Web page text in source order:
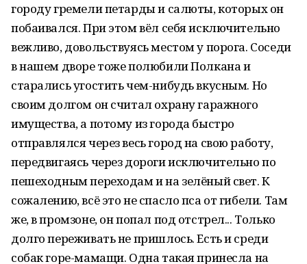
городу гремели петарды и салюты, которых он
побаивался. При этом вёл себя исключительно
вежливо, довольствуясь местом у порога. Соседи
в нашем дворе тоже полюбили Полкана и
старались угостить чем-нибудь вкусным. Но
своим долгом он считал охрану гаражного
имущества, а потому из города быстро
отправлялся через весь город на свою работу,
передвигаясь через дороги исключительно по
пешеходным переходам и на зелёный свет. К
сожалению, всё это не спасло пса от гибели. Там
же, в промзоне, он попал под отстрел... Только
долго переживать не пришлось. Есть и среди
собак горе-мамащи. Одна такая принесла на